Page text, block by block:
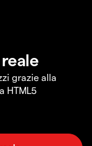
grazie alla
HTML5